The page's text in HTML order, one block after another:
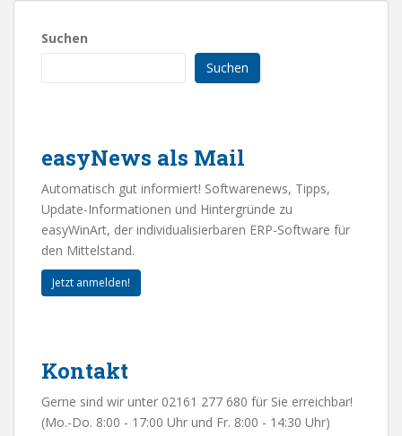
Suchen
Suchen
easyNews als Mail
Automatisch gut informiert! Softwarenews, Tipps,
Update-Informationen und Hintergründe zu
easyWinArt, der individualisierbaren ERP-Software für
den Mittelstand.
Jetzt anmelden!
Kontakt
Gerne sind wir unter 02161 277 680 für Sie erreichbar!
(Mo.-Do. 8:00 - 17:00 Uhr und Fr. 8:00 - 14:30 Uhr)